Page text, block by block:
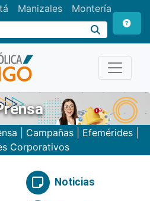
Manizales Montería
Campañas Efemérides
Corporativos
Noticias